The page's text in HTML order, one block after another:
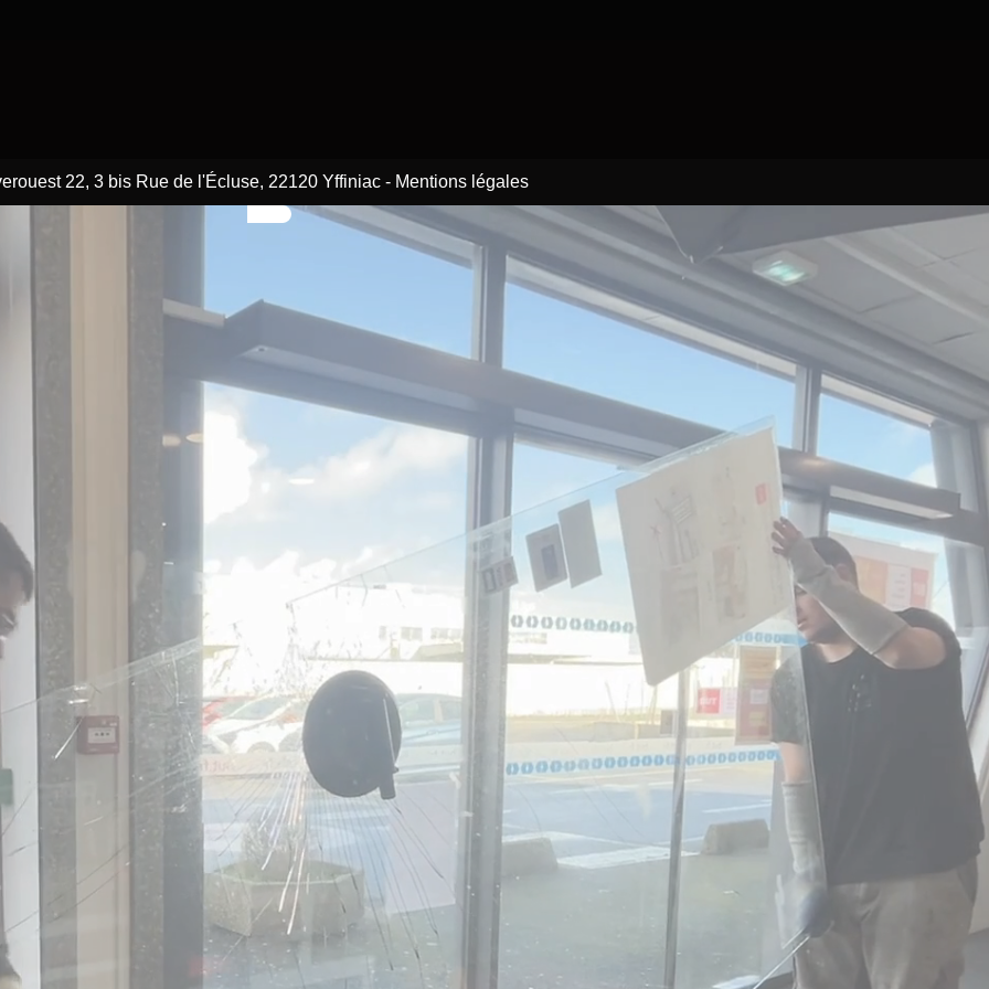
22, 3 bis Rue de l'Écluse, 22120 Yffiniac - Mentions légales